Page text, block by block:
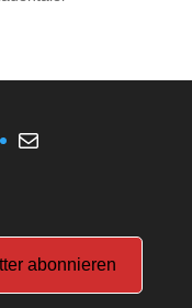
E-Mail
abonnieren